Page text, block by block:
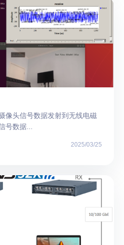
像头信号数据发射到无线电磁
号数据...
2025/03/25